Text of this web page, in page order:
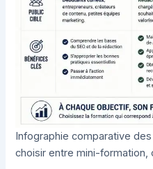
Infographie comparative
choisir entre mini-